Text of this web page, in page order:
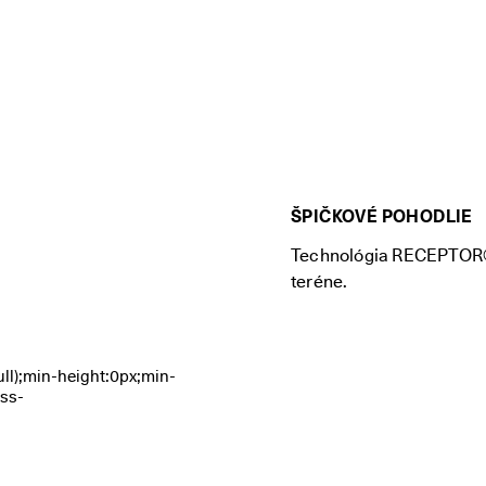
ŠPIČKOVÉ POHODLIE
Technológia
teréne.